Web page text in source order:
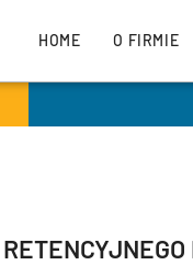
HOME O FIRMIE